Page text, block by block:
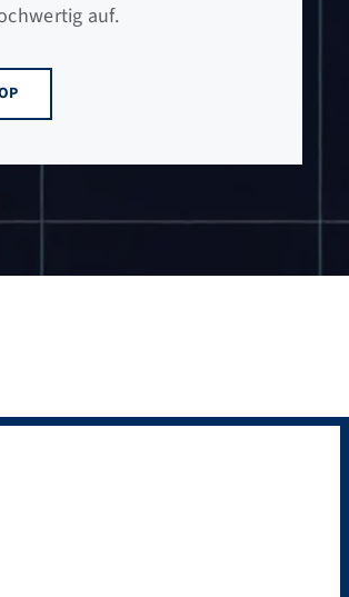
auf.